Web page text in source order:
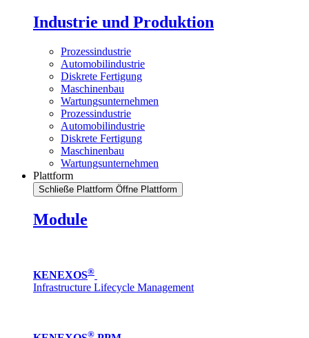
Industrie und Produktion
Prozessindustrie
Automobilindustrie
Diskrete Fertigung
Maschinenbau
Wartungsunternehmen
Prozessindustrie
Automobilindustrie
Diskrete Fertigung
Maschinenbau
Wartungsunternehmen
Plattform
Schließe Plattform Öffne Plattform
Module
KENEXOS®
Infrastructure Lifecycle Management
®